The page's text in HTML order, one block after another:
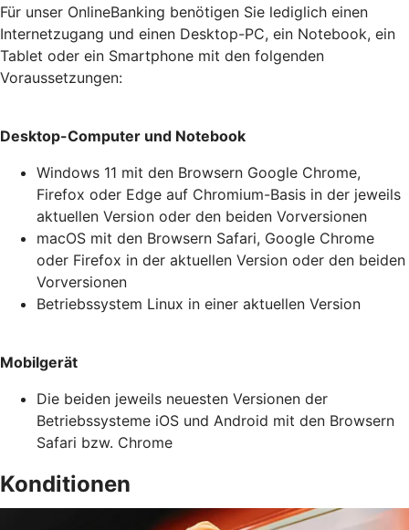
Für unser OnlineBanking benötigen Sie lediglich einen
Internetzugang und einen Desktop-PC, ein Notebook, ein
Tablet oder ein Smartphone mit den folgenden
Voraussetzungen:
Desktop-Computer und Notebook
Windows 11 mit den Browsern Google Chrome,
Firefox oder Edge auf Chromium-Basis in der jeweils
aktuellen Version oder den beiden Vorversionen
macOS mit den Browsern Safari, Google Chrome
oder Firefox in der aktuellen Version oder den beiden
Vorversionen
Betriebssystem Linux in einer aktuellen Version
Mobilgerät
Die beiden jeweils neuesten Versionen der
Betriebssysteme iOS und Android mit den Browsern
Safari bzw. Chrome
Konditionen